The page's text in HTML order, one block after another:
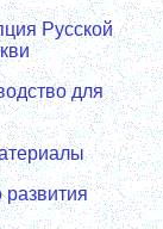
Русской
для
развития